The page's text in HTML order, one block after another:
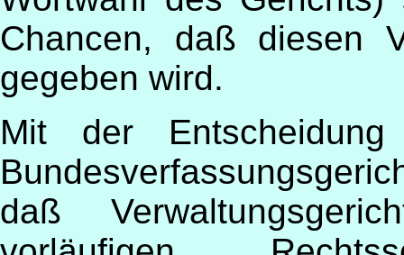
Chancen, daß diesen
gegeben wird.
Mit der
daß